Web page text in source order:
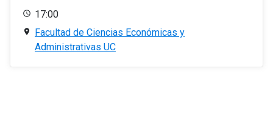
17:00
Facultad de Ciencias Económicas y
Administrativas UC